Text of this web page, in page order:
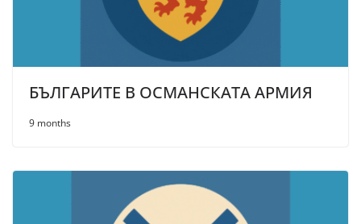
БЪЛГАРИТЕ В ОСМАНСКАТА АРМИЯ
9 months